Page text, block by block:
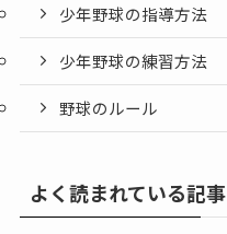
少年野球の指導方法
少年野球の練習方法
野球のルール
よく読まれている記事